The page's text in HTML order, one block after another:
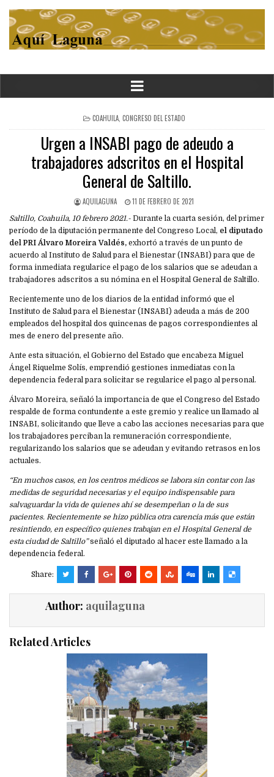
POSTED
IN
COAHUILA, CONGRESO DEL ESTADO
Urgen a INSABI pago de adeudo a
trabajadores adscritos en el Hospital
General de Saltillo.
AQUILAGUNA 11 DE FEBRERO DE 2021
Saltillo, Coahuila, 10 febrero 2021.- Durante la cuarta sesión, del primer
período de la diputación permanente del Congreso Local, el diputado
del PRI Álvaro Moreira Valdés, exhortó a través de un punto de
acuerdo al Instituto de Salud para el Bienestar (INSABI) para que de
forma inmediata regularice el pago de los salarios que se adeudan a
trabajadores adscritos a su nómina en el Hospital General de Saltillo.
Recientemente uno de los diarios de la entidad informó que el
Instituto de Salud para el Bienestar (INSABI) adeuda a más de 200
empleados del hospital dos quincenas de pagos correspondientes al
mes de enero del presente año.
Ante esta situación, el Gobierno del Estado que encabeza Miguel
Ángel Riquelme Solís, emprendió gestiones inmediatas con la
dependencia federal para solicitar se regularice el pago al personal.
Álvaro Moreira, señaló la importancia de que el Congreso del Estado
respalde de forma contundente a este gremio y realice un llamado al
INSABI, solicitando que lleve a cabo las acciones necesarias para que
los trabajadores perciban la remuneración correspondiente,
regularizando los salarios que se adeudan y evitando retrasos en los
actuales.
“En muchos casos, en los centros médicos se labora sin contar con las
medidas de seguridad necesarias y el equipo indispensable para
salvaguardar la vida de quienes ahí se desempeñan o la de sus
pacientes. Recientemente se hizo pública otra carencia más que están
resintiendo, en específico quienes trabajan en el Hospital General de
esta ciudad de Saltillo”señaló el diputado al hacer este llamado a la
dependencia federal.
Share:
Author: aquilaguna
Related Articles